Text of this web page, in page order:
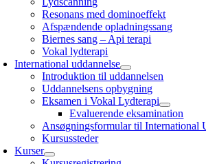
Resonans med dominoeffekt
Afspændende opladningssang
Biernes sang – Api terapi
Vokal lydterapi
International uddannelse
Introduktion til uddannelsen
Uddannelsens opbygning
Eksamen i Vokal Lydterapi
Evaluerende eksamination
Ansøgningsformular til International
Kursussteder
Kurser